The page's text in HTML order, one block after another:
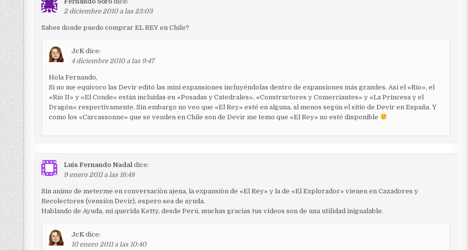
2 diciembre 2010 a las 23:03
Sabes donde puedo comprar EL REY en Chile?
JcK dice:
4 diciembre 2010 a las 9:47
Hola Fernando,
Si no me equivoco las Devir editó las mini expansiones incluyéndolas dentro de expansiones más grandes. Así el «Rio», el
«Río II» y «El Conde» están incluidas en «Posadas y Catedrales», «Constructores y Comerciantes» y «La Princesa y el
Dragón» respectivamente. Sin embargo no veo que «El Rey» esté en alguna, al menos según el sitio de Devir en España. Y
como los «Carcassonne» que se venden en Chile son de Devir me temo que «El Rey» no esté disponible
Luis Fernando Nadal dice:
9 enero 2011 a las 16:48
Sin animo de meterme en conversaciòn ajena, la expansiòn de «El Rey» y la de «El Explorador» vienen en Cazadores y
Recolectores (vensiòn Devir), espero sea de ayuda.
Hablando de Ayuda, mi querida Ketty, desde Perú, muchas gracias tus videos son de una utilidad inigualable.
JcK dice:
10 enero 2011 a las 10:40